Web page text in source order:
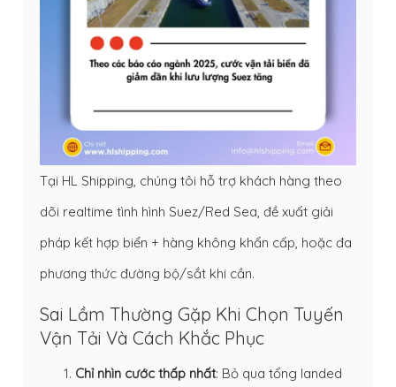
Tại HL Shipping, chúng tôi hỗ trợ khách hàng theo
dõi realtime tình hình Suez/Red Sea, đề xuất giải
pháp kết hợp biển + hàng không khẩn cấp, hoặc đa
phương thức đường bộ/sắt khi cần.
Sai Lầm Thường Gặp Khi Chọn Tuyến
Vận Tải Và Cách Khắc Phục
Chỉ nhìn cước thấp nhất: Bỏ qua tổng landed